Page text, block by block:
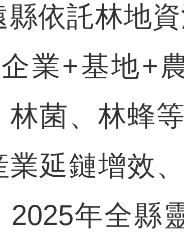
縣依託林地
業+基地+
林菌、林蜂
業延鏈增效
2025年全縣